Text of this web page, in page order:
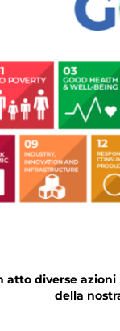
atto diverse
della